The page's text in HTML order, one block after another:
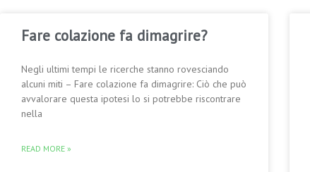
Fare colazione fa dimagrire?
Negli ultimi tempi le ricerche stanno rovesciando
alcuni miti – Fare colazione fa dimagrire: Ciò che può
avvalorare questa ipotesi lo si potrebbe riscontrare
nella
READ MORE »